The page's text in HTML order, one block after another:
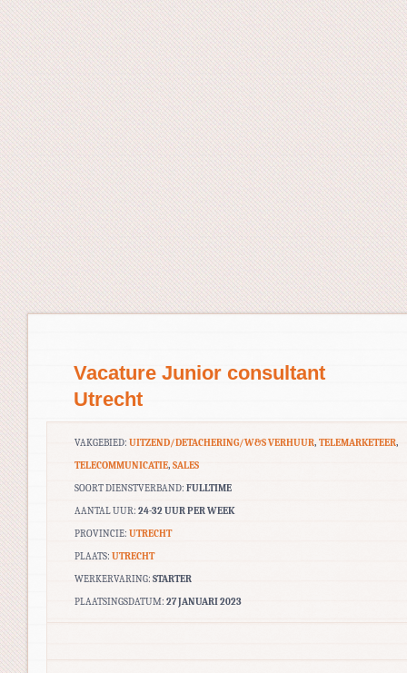
Vacature Junior consultant
Utrecht
VAKGEBIED: UITZEND/DETACHERING/W&S VERHUUR, TELEMARKETEER,
TELECOMMUNICATIE, SALES
SOORT DIENSTVERBAND: FULLTIME
AANTAL UUR: 24-32 UUR PER WEEK
PROVINCIE: UTRECHT
PLAATS: UTRECHT
WERKERVARING: STARTER
PLAATSINGSDATUM: 27 JANUARI 2023